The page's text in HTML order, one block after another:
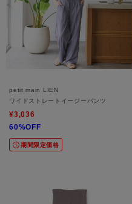
petit main LIEN
ワイドストレートイージーパンツ
¥3,036
60%OFF
期間限定価格